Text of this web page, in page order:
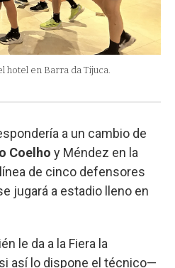
hotel en Barra da Tijuca.
a un cambio de
Coelho y Méndez en la
de cinco defensores
jugará a estadio lleno en
le da a la Fiera la
así lo dispone el técnico—